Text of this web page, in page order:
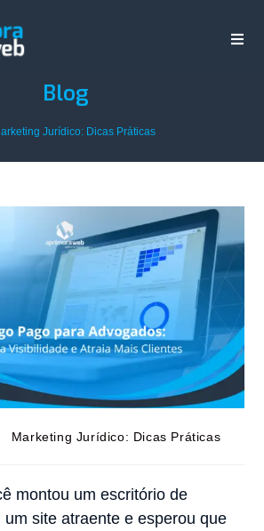
Blog
Jurídico: Dicas Práticas
Marketing Jurídico: Dicas Práticas
montou um escritório de
site atraente e esperou que